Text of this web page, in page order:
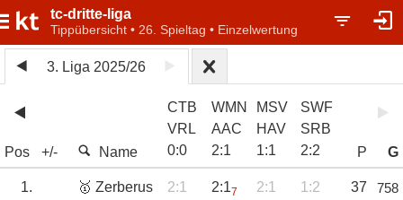
tc-dritte-liga
Tippübersicht • 26. Spieltag • Einzelwertung
3. Liga 2025/26
Pos +/- Name
CTB
VRL
0:0
WMN
AAC
2:1
MSV
HAV
1:1
SWF
SRB
2:2 P G
1. 🥇 Zerberus 2:1 2:17 2:1 1:2 37 758